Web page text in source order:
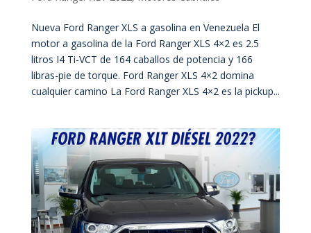
Nueva Ford Ranger XLS a gasolina en Venezuela El
motor a gasolina de la Ford Ranger XLS 4×2 es 2.5
litros I4 Ti-VCT de 164 caballos de potencia y 166
libras-pie de torque. Ford Ranger XLS 4×2 domina
cualquier camino La Ford Ranger XLS 4×2 es la pickup...